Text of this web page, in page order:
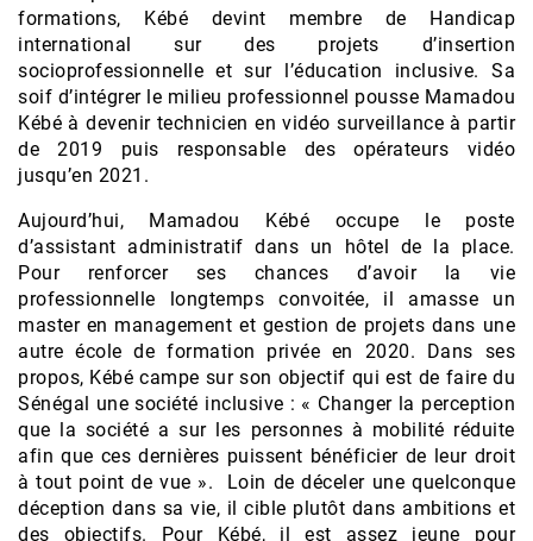
formations, Kébé devint membre de Handicap
international sur des projets d’insertion
socioprofessionnelle et sur l’éducation inclusive. Sa
soif d’intégrer le milieu professionnel pousse Mamadou
Kébé à devenir technicien en vidéo surveillance à partir
de 2019 puis responsable des opérateurs vidéo
jusqu’en 2021.
Aujourd’hui, Mamadou Kébé occupe le poste
d’assistant administratif dans un hôtel de la place.
Pour renforcer ses chances d’avoir la vie
professionnelle longtemps convoitée, il amasse un
master en management et gestion de projets dans une
autre école de formation privée en 2020. Dans ses
propos, Kébé campe sur son objectif qui est de faire du
Sénégal une société inclusive : « Changer la perception
que la société a sur les personnes à mobilité réduite
afin que ces dernières puissent bénéficier de leur droit
à tout point de vue ». Loin de déceler une quelconque
déception dans sa vie, il cible plutôt dans ambitions et
des objectifs. Pour Kébé, il est assez jeune pour